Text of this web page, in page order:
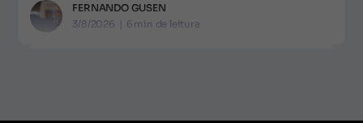
FERNANDO GUSEN
3/8/2026 | 6 min de leitura